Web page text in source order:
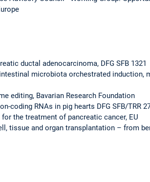
ductal adenocarcinoma, DFG SFB 1321
microbiota orchestrated induction,
editing, Bavarian Research Foundation
coding RNAs in pig hearts DFG SFB/TRR
the treatment of pancreatic cancer, EU
tissue and organ transplantation – from